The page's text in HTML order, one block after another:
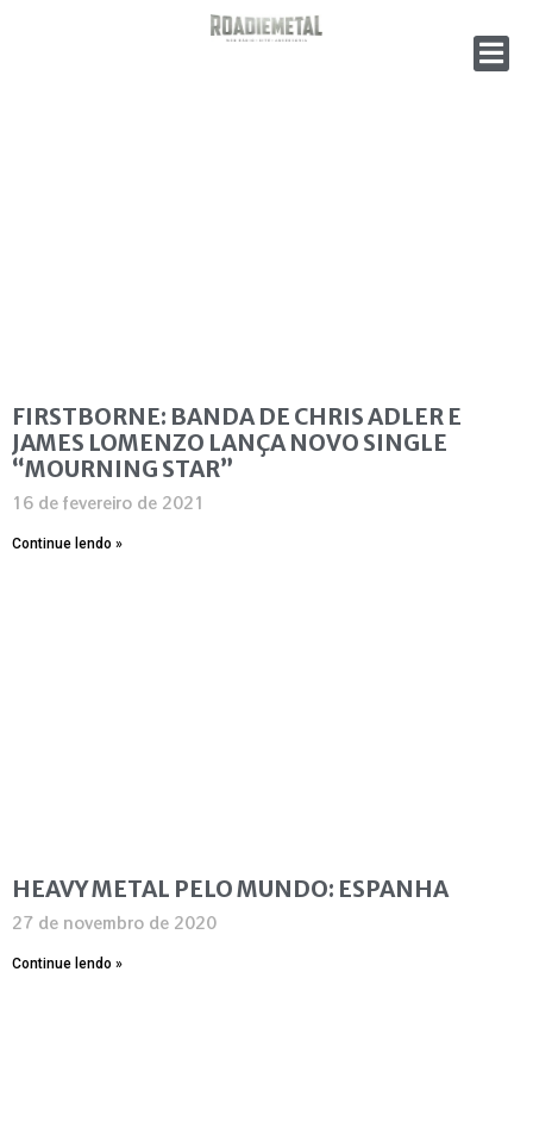
FIRSTBORNE: BANDA DE CHRIS ADLER E
JAMES LOMENZO LANÇA NOVO SINGLE
“MOURNING STAR”
16 de fevereiro de 2021
Continue lendo »
HEAVY METAL PELO MUNDO: ESPANHA
27 de novembro de 2020
Continue lendo »